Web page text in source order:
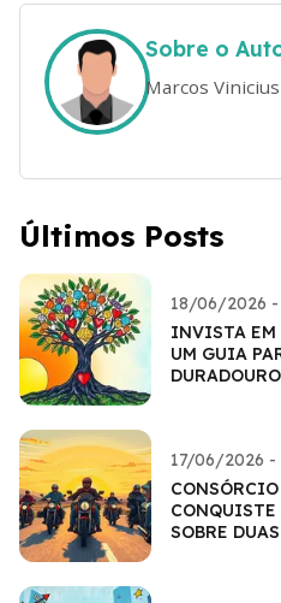
Sobre o
Marcos Vinicius
Últimos Posts
18/06/2026 -
INVISTA EM
UM GUIA
DURADOURO
17/06/2026 -
CONQUISTE
SOBRE